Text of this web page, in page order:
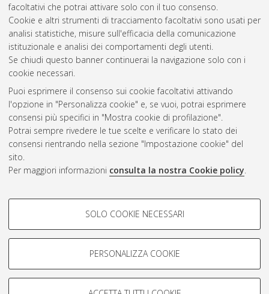
facoltativi che potrai attivare solo con il tuo consenso.
Cookie e altri strumenti di tracciamento facoltativi sono usati per
analisi statistiche, misure sull'efficacia della comunicazione
istituzionale e analisi dei comportamenti degli utenti.
Se chiudi questo banner continuerai la navigazione solo con i
cookie necessari.
Puoi esprimere il consenso sui cookie facoltativi attivando
l'opzione in "Personalizza cookie" e, se vuoi, potrai esprimere
consensi più specifici in "Mostra cookie di profilazione".
Potrai sempre rivedere le tue scelte e verificare lo stato dei
consensi rientrando nella sezione "Impostazione cookie" del
sito.
Per maggiori informazioni consulta la nostra Cookie policy.
COOKIE DI PROFILAZIONE -
Si tratta di cookie utilizzati per analizzare le caratteristiche della
navigazione degli utenti, creare profili in base al loro comportamento
Mostra cookie di profilazione
SOLO COOKIE NECESSARI
PERSONALIZZA COOKIE
Gestione del documento:
Atom
Rss 1.0
Rss 2.0
AMS Laurea
Impostazioni Cookie
Informativa sulla privacy
Condizioni d’uso del sito